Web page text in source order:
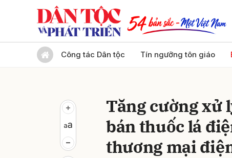
Công tác Dân tộc Tín ngưỡng tôn giáo
Tăng cường xử
bán thuốc lá
thương mại
Gửi